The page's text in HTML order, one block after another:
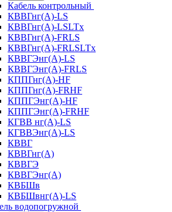
Кабель контрольный
КВВГнг(А)-LS
КВВГнг(А)-LSLTx
КВВГнг(А)-FRLS
КВВГнг(А)-FRLSLTx
КВВГЭнг(А)-LS
КВВГЭнг(А)-FRLS
КППГнг(А)-HF
КППГнг(А)-FRHF
КППГЭнг(А)-HF
КППГЭнг(А)-FRHF
КГВВ нг(А)-LS
КГВВЭнг(А)-LS
КВВГ
КВВГнг(А)
КВВГЭ
КВВГЭнг(А)
КВБШв
КВБШвнг(А)-LS
водопогружной